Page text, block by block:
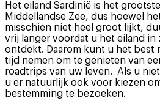
Het eiland Sardinië is het
Middellandse Zee, dus hoewel
misschien niet heel groot lijkt,
vrij langer voordat u het eiland in
ontdekt. Daarom kunt u het best
tijd nemen om te genieten van
roadtrips van uw leven. Als u
u er natuurlijk ook voor kiezen
bestemming te bezoeken.